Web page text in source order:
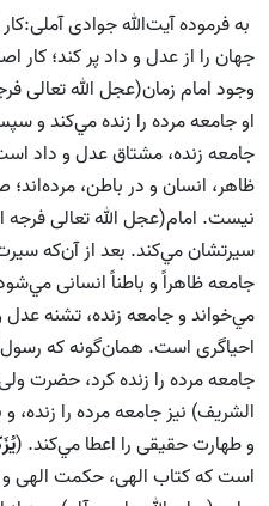
به فرموده آیت‌الله جوادى
جهان را از عدل و داد پر کند؛ كار
وجود امام زمان(عجل الله
او جامعه مرده را زنده مي‌كند و
جامعه زنده، مشتاق عدل و داد
ظاهر، انسان و در باطن،
نيست. امام(عجل الله تعالی
سيرتشان مي‌كند. بعد از آن‌كه
جامعه ظاهراً و باطناً انسانى
مي‌خواند و جامعه زنده، تشنه
احياگرى است. همان‌گونه كه
جامعه مرده را زنده كرد، حضرت
الشریف) نيز جامعه مرده را زنده،
و طهارت حقيقى را اعطا مي‌كند. (
است كه كتاب الهى، حكمت الهى و